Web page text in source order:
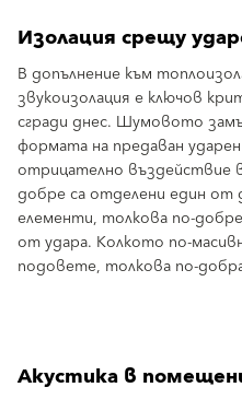
Изолация срещу
В допълнение към
звукоизолация е ключов
сгради днес. Шумовото
формата на предаван
отрицателно въздействие
добре са отделени един
елементи, толкова по-
от удара. Колкото по-
подовете, толкова по-
Акустика в